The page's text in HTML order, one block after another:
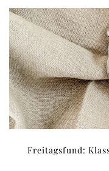
Freitagsfund: